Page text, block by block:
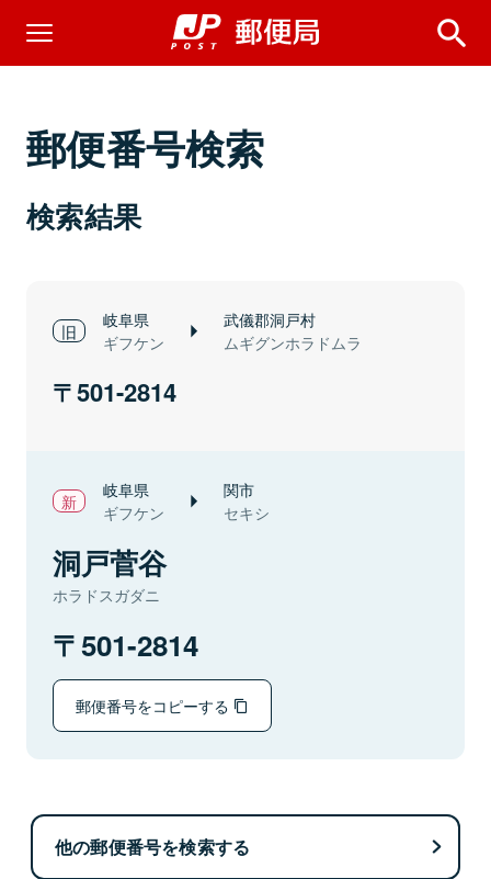
郵便番号検索
検索結果
岐阜県
ギフケン
武儀郡洞戸村
ムギグンホラドムラ
501-2814
岐阜県
ギフケン
関市
セキシ
洞戸菅谷
ホラドスガダニ
501-2814
郵便番号をコピーする
他の郵便番号を検索する